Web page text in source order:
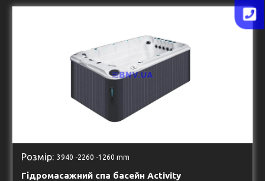
Розмір: 3940 -2260 -1260 mm
Гідромасажний спа басейн Activity